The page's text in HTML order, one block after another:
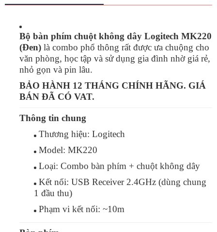
Bộ bàn phím chuột không dây Logitech MK220
(Đen) là combo phổ thông rất được ưa chuộng cho
văn phòng, học tập và sử dụng gia đình nhờ giá rẻ,
nhỏ gọn và pin lâu.
BẢO HÀNH 12 THÁNG CHÍNH HÃNG. GIÁ
BÁN ĐÃ CÓ VAT.
Thông tin chung
Thương hiệu: Logitech
Model: MK220
Loại: Combo bàn phím + chuột không dây
Kết nối: USB Receiver 2.4GHz (dùng chung
1 đầu thu)
Phạm vi kết nối: ~10m